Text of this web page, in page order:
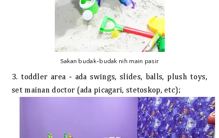
Sakan budak-budak nih main pasir
3. toddler area - ada swings, slides, balls, plush toys,
set mainan doctor (ada picagari, stetoskop, etc);